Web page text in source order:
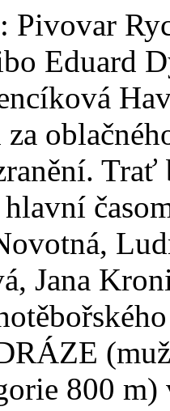
Pivovar
Eduard
hlavní
Jana
800